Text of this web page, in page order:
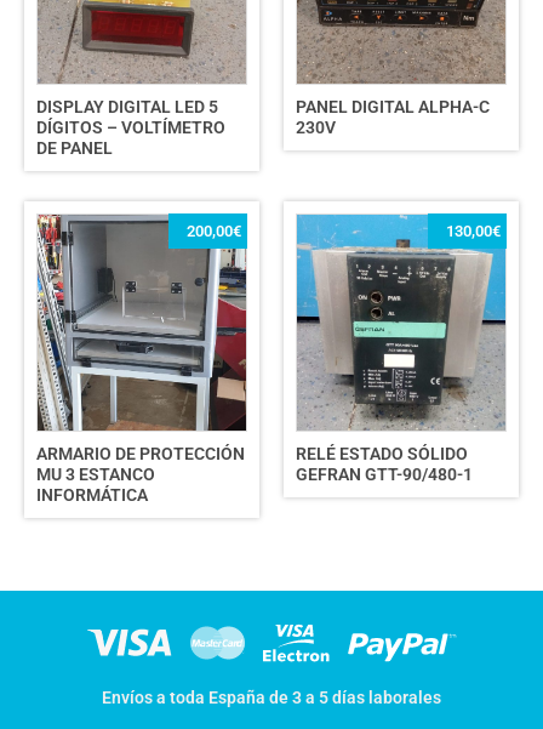
DISPLAY DIGITAL LED 5
DÍGITOS – VOLTÍMETRO
DE PANEL
PANEL DIGITAL ALPHA-C
230V
ARMARIO DE PROTECCIÓN
MU 3 ESTANCO
INFORMÁTICA
200,00€
RELÉ ESTADO SÓLIDO
GEFRAN GTT-90/480-1
130,00€
Envíos a toda España de 3 a 5 días laborales